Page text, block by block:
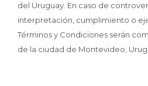
del Uruguay. En caso de
interpretación, cumplimiento o
Términos y Condiciones serán
de la ciudad de Montevideo,